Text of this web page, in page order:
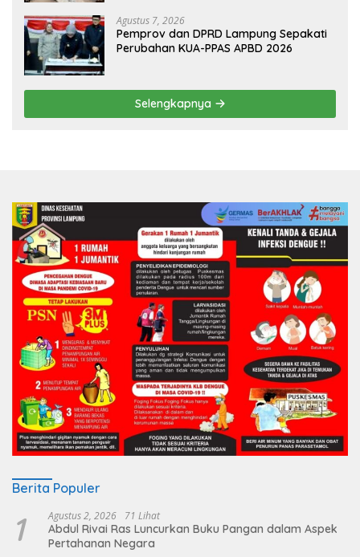
Agustus 7, 2026
Pemprov dan DPRD Lampung Sepakati
Perubahan KUA-PPAS APBD 2026
Selengkapnya
Berita Populer
1 Agustus 2, 2026 71 Lihat
Abdul Rivai Ras Luncurkan Buku Pangan dalam Aspek
Pertahanan Negara